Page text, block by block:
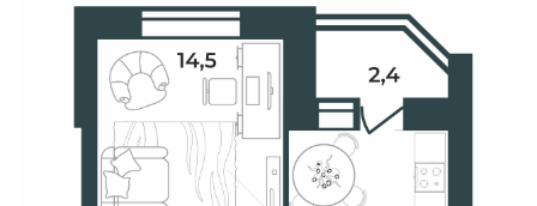
Проекты
Новости
Выбор недвижимости